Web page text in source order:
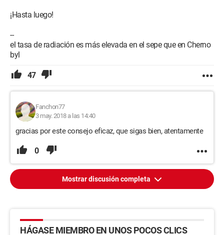
¡Hasta luego!
--
el tasa de radiación es más elevada en el sepe que en Cherno
byl
47
Fanchon77
3 may. 2018 a las 14:40
gracias por este consejo eficaz, que sigas bien, atentamente
0
Mostrar discusión completa
HÁGASE MIEMBRO EN UNOS POCOS CLICS